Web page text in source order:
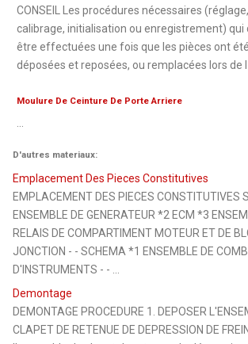
CONSEIL Les procédures nécessaires (réglage,
calibrage, initialisation ou enregistrement) qui
être effectuées une fois que les pièces ont été
déposées et reposées, ou remplacées lors de l
Moulure De Ceinture De Porte Arriere
D'autres materiaux:
Emplacement Des Pieces Constitutives
EMPLACEMENT DES PIECES CONSTITUTIVES
ENSEMBLE DE GENERATEUR *2 ECM *3
RELAIS DE COMPARTIMENT MOTEUR ET DE
JONCTION - - SCHEMA *1 ENSEMBLE DE
D'INSTRUMENTS - - ...
Demontage
DEMONTAGE PROCEDURE 1. DEPOSER
CLAPET DE RETENUE DE DEPRESSION DE